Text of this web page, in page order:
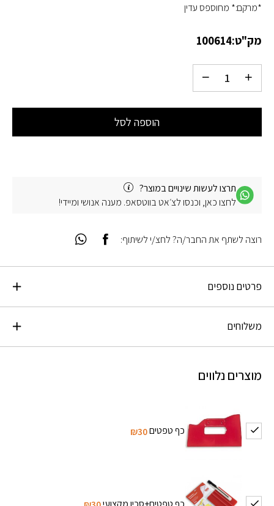
*מרקם:* מחוספס עדין
מק"ט:100614
הוספה לסל
תרצו לעשות שינויים במוצר?
לחצו כאן, וכנסו לצ׳אט בווטסאפ. מענה אנושי ומיידי!
פרטים נוספים
משלוחים
מוצרים נלווים
כף טפטים₪30
רוצה לשתף את החבר/ה? לחצ/י לשיתוף: